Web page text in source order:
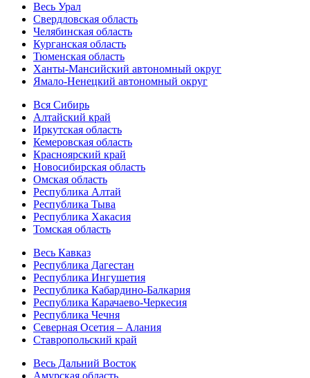
Весь Урал
Свердловская область
Челябинская область
Курганская область
Тюменская область
Ханты-Мансийский автономный округ
Ямало-Ненецкий автономный округ
Вся Сибирь
Алтайский край
Иркутская область
Кемеровская область
Красноярский край
Новосибирская область
Омская область
Республика Алтай
Республика Тыва
Республика Хакасия
Томская область
Весь Кавказ
Республика Дагестан
Республика Ингушетия
Республика Кабардино-Балкария
Республика Карачаево-Черкесия
Республика Чечня
Северная Осетия – Алания
Ставропольский край
Весь Дальний Восток
Амурская область